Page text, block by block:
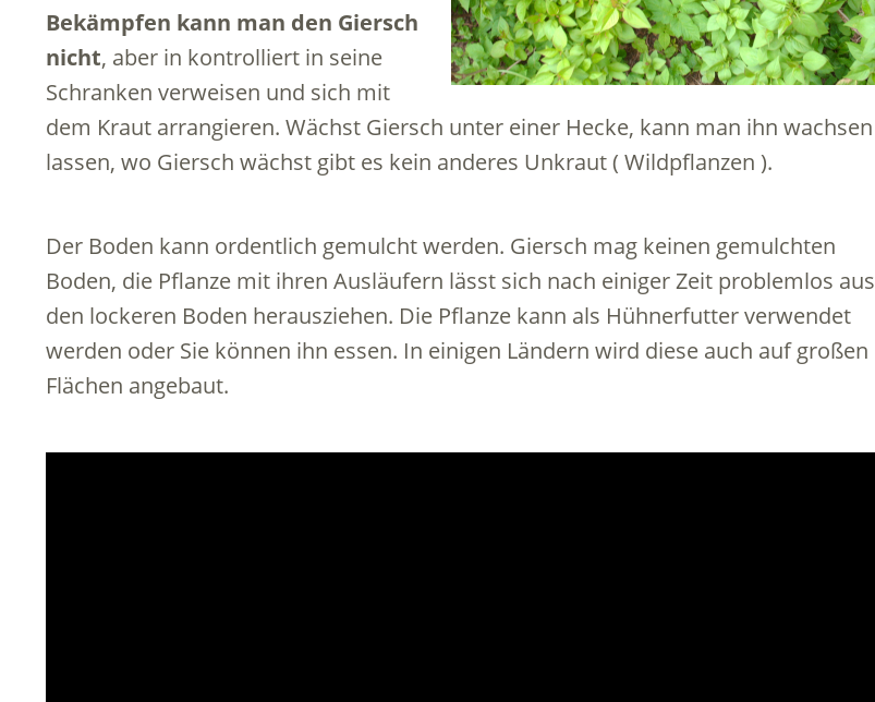
Bekämpfen kann man den Giersch
nicht, aber in kontrolliert in seine
Schranken verweisen und sich mit
dem Kraut arrangieren. Wächst Giersch unter einer Hecke, kann man ihn wachsen
lassen, wo Giersch wächst gibt es kein anderes Unkraut ( Wildpflanzen ).
Der Boden kann ordentlich gemulcht werden. Giersch mag keinen gemulchten
Boden, die Pflanze mit ihren Ausläufern lässt sich nach einiger Zeit problemlos aus
den lockeren Boden herausziehen. Die Pflanze kann als Hühnerfutter verwendet
werden oder Sie können ihn essen. In einigen Ländern wird diese auch auf großen
Flächen angebaut.